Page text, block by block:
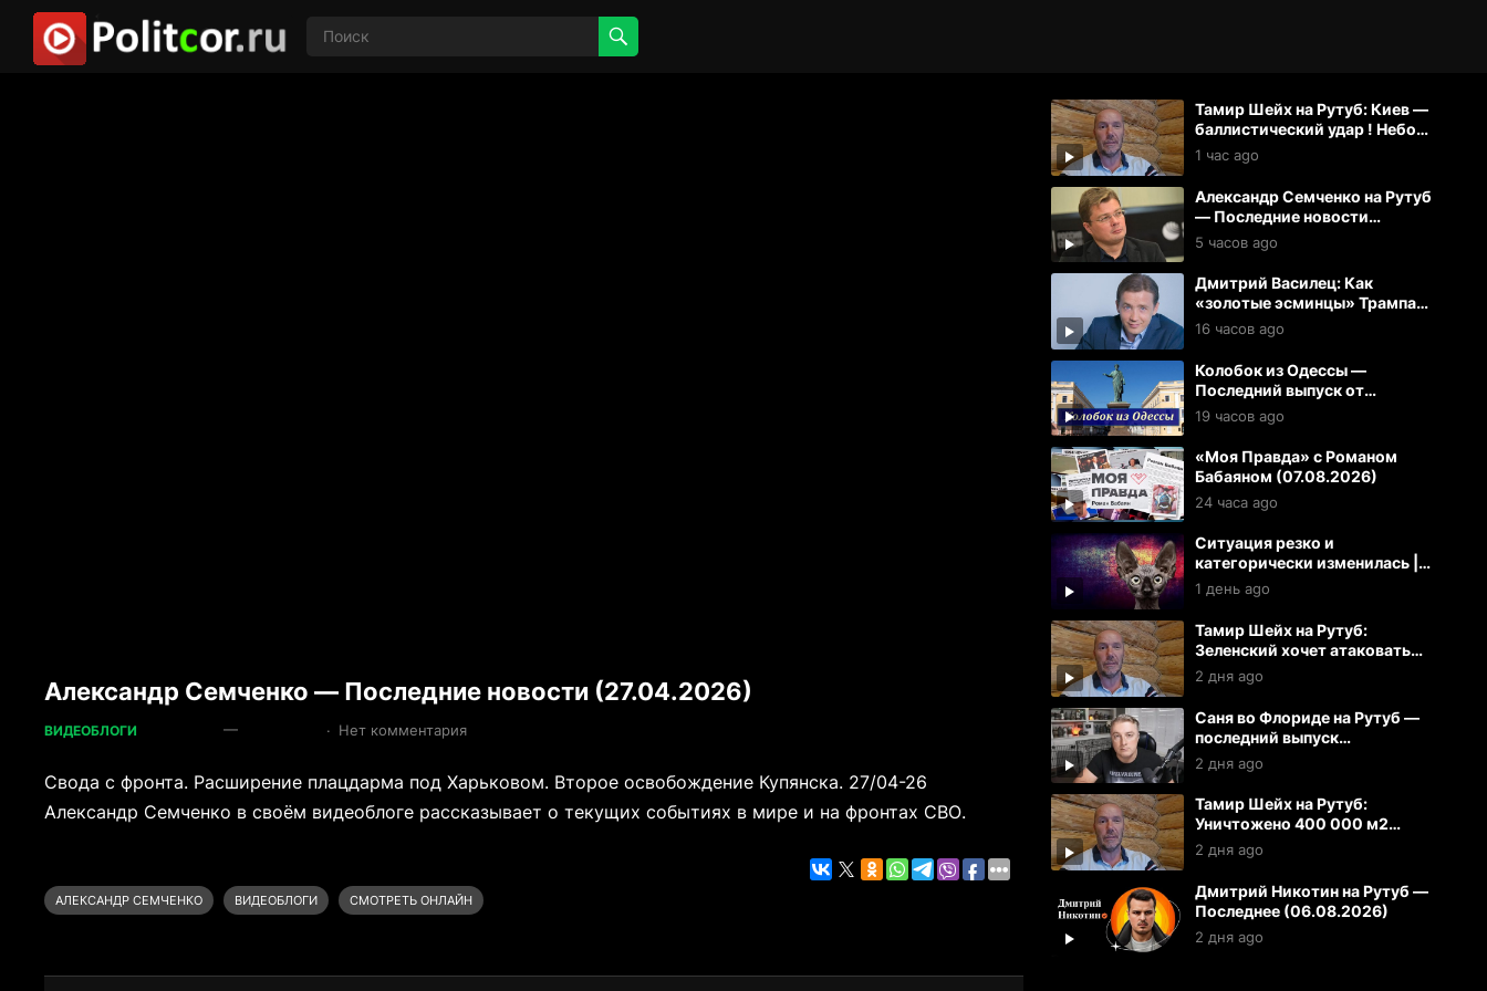
Александр Семченко — Последние новости (27.04.2026)
ВИДЕОБЛОГИ — · Нет комментария
Свода с фронта. Расширение плацдарма под Харьковом. Второе освобождение Купянска. 27/04-26
Александр Семченко в своём видеоблоге рассказывает о текущих событиях в мире и на фронтах СВО.
АЛЕКСАНДР СЕМЧЕНКО ВИДЕОБЛОГИ СМОТРЕТЬ ОНЛАЙН
Тамир Шейх на Рутуб: Киев —
баллистический удар ! Небо
без спутников Маска
1 час ago
Александр Семченко на Рутуб
— Последние новости
(08.08.2026)
5 часов ago
Дмитрий Василец: Как
«золотые эсминцы» Трампа
уничтожают США
16 часов ago
Колобок из Одессы —
Последний выпуск от
07.08.2026
19 часов ago
«Моя Правда» с Романом
Бабаяном (07.08.2026)
24 часа ago
Ситуация резко и
категорически изменилась |
Кот Костян
1 день ago
Тамир Шейх на Рутуб:
Зеленский хочет атаковать
Литву.
2 дня ago
Саня во Флориде на Рутуб —
последний выпуск
(06.08.2026)
2 дня ago
Тамир Шейх на Рутуб:
Уничтожено 400 000 м2
складов 100 кораблей на
Украине
2 дня ago
Дмитрий Никотин на Рутуб —
Последнее (06.08.2026)
2 дня ago